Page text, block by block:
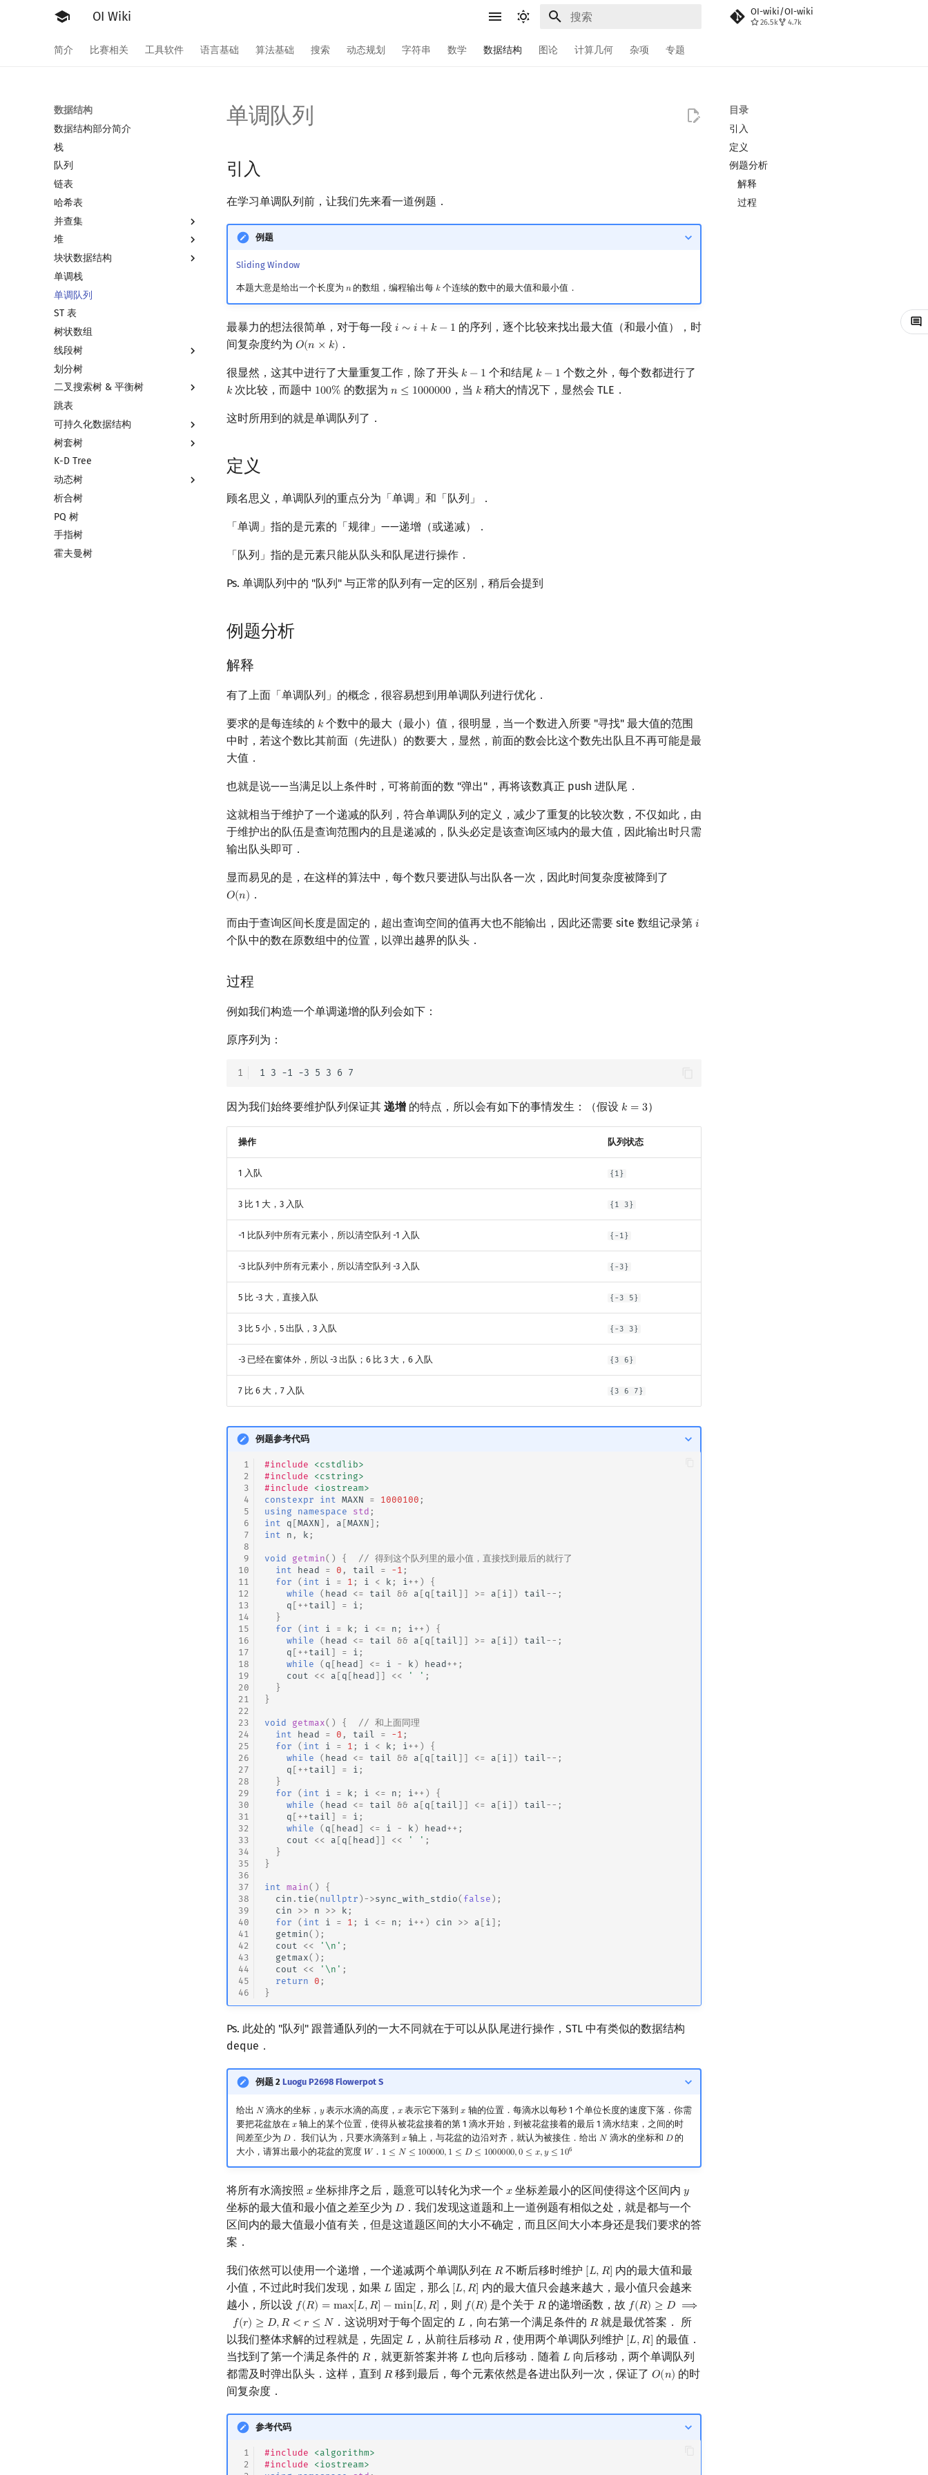
OI Wiki OI-wiki/OI-wiki
26.5k 4.7k
简介 比赛相关 工具软件 语言基础 算法基础 搜索 动态规划 字符串 数学 数据结构 图论 计算几何 杂项 专题
数据结构
数据结构部分简介
栈
队列
链表
哈希表
并查集
并查集
并查集复杂度
堆
堆简介
二叉堆
配对堆
左偏树
块状数据结构
分块思想
块状数组
块状链表
树分块
Sqrt Tree
单调栈
单调队列
ST 表
树状数组
线段树
线段树基础
线段树合并 & 分裂
李超线段树
猫树
区间最值操作 & 区间历史最值
Kinetic Tournament Tree
划分树
二叉搜索树 & 平衡树
二叉搜索树 & 平衡树
Treap
Splay 树
WBLT
替罪羊树
笛卡尔树
Size Balanced Tree
AVL 树
红黑树
跳表
可持久化数据结构
可持久化数据结构简介
可持久化线段树
可持久化块状数组
可持久化平衡树
可持久化字典树
可持久化可并堆
树套树
线段树套线段树
平衡树套线段树
线段树套平衡树
树状数组套权值线段树
分块套树状数组
K-D Tree
动态树
Link Cut Tree
全局平衡二叉树
Euler Tour Tree
Top Tree
析合树
PQ 树
手指树
霍夫曼树
目录
引入
定义
例题分析
解释
过程
单调队列
引入
在学习单调队列前，让我们先来看一道例题．
例题
Sliding Window
本题大意是给出一个长度为 𝑛
n的数组，编程输出每𝑘
k个连续的数中的最大值和最小值．
最暴力的想法很简单，对于每一段 𝑖 ∼ 𝑖 + 𝑘 − 1
i ∼i +k−1
的序列，逐个比较来找出最大值（和最小值），时
间复杂度约为 𝑂(𝑛 × 𝑘)
O(n× k) ．
很显然，这其中进行了大量重复工作，除了开头 𝑘 − 1
k−1 个和结尾 𝑘 − 1
k−1 个数之外，每个数都进行了
𝑘
k 次比较，而题中 100%
100% 的数据为 𝑛 ≤ 1000000
n≤1000000 ，当 𝑘
k稍大的情况下，显然会 TLE．
这时所用到的就是单调队列了．
定义
顾名思义，单调队列的重点分为「单调」和「队列」．
「单调」指的是元素的「规律」——递增（或递减）．
「队列」指的是元素只能从队头和队尾进行操作．
Ps. 单调队列中的 "队列" 与正常的队列有一定的区别，稍后会提到
例题分析
解释
有了上面「单调队列」的概念，很容易想到用单调队列进行优化．
要求的是每连续的 𝑘
k 个数中的最大（最小）值，很明显，当一个数进入所要 "寻找" 最大值的范围
中时，若这个数比其前面（先进队）的数要大，显然，前面的数会比这个数先出队且不再可能是最
大值．
也就是说——当满足以上条件时，可将前面的数 "弹出"，再将该数真正 push 进队尾．
这就相当于维护了一个递减的队列，符合单调队列的定义，减少了重复的比较次数，不仅如此，由
于维护出的队伍是查询范围内的且是递减的，队头必定是该查询区域内的最大值，因此输出时只需
输出队头即可．
显而易见的是，在这样的算法中，每个数只要进队与出队各一次，因此时间复杂度被降到了
𝑂(𝑛)
O(n) ．
而由于查询区间长度是固定的，超出查询空间的值再大也不能输出，因此还需要 site 数组记录第 𝑖
i
个队中的数在原数组中的位置，以弹出越界的队头．
过程
例如我们构造一个单调递增的队列会如下：
原序列为：
1
因为我们始终要维护队列保证其 递增 的特点，所以会有如下的事情发生：（假设 𝑘 = 3
k =3 ）
操作 队列状态
1 入队 {1}
3 比 1 大，3 入队 {1 3}
-1 比队列中所有元素小，所以清空队列 -1 入队 {-1}
-3 比队列中所有元素小，所以清空队列 -3 入队 {-3}
5 比 -3 大，直接入队 {-3 5}
3 比 5 小，5 出队，3 入队 {-3 3}
-3 已经在窗体外，所以 -3 出队；6 比 3 大，6 入队 {3 6}
7 比 6 大，7 入队 {3 6 7}
例题参考代码
1
2
3
4
5
6
7
8
9
10
11
12
13
14
15
16
17
18
19
20
21
22
23
24
25
26
27
28
29
30
31
32
33
34
35
36
37
38
39
40
41
42
43
44
45
46
#include
<cstdlib>
#include
<cstring>
#include
<iostream>
constexpr
int MAXN = 1000100 ;
using
namespace std ;
int
q [MAXN ], a [MAXN ];
int
n , k ;
void getmin() {
// 得到这个队列里的最小值，直接找到最后的就行了
int
head = 0 , tail = -1 ;
for
( int i = 1 ; i < k ; i ++ )
{
while
( head <= tail && a [ q [ tail ]] >= a [ i ]) tail -- ;
q [ ++ tail ] = i ;
}
for
( int i = k ; i <= n ; i ++ )
{
while
( head <= tail && a [ q [ tail ]] >= a [ i ]) tail -- ;
q [ ++ tail ] = i ;
while
( q [ head ] <= i - k ) head++ ;
cout
<< a [ q [ head ]] << ' ' ;
}
}
void getmax() {
// 和上面同理
int
head = 0 , tail = -1 ;
for
( int i = 1 ; i < k ; i ++ )
{
while
( head <= tail && a [ q [ tail ]] <= a [ i ]) tail -- ;
q [ ++ tail ] = i ;
}
for
( int i = k ; i <= n ; i ++ )
{
while
( head <= tail && a [ q [ tail ]] <= a [ i ]) tail -- ;
q [ ++ tail ] = i ;
while
( q [ head ] <= i - k ) head++ ;
cout
<< a [ q [ head ]] << ' ' ;
}
}
int main()
{
cin . tie( nullptr ) ->sync_with_stdio( false );
cin
>> n >> k ;
for
( int i = 1 ; i <= n ; i ++ ) cin >> a [ i ];
getmin();
cout
<< '\n' ;
getmax();
cout
<< '\n' ;
return
0 ;
}
Ps. 此处的 "队列" 跟普通队列的一大不同就在于可以从队尾进行操作，STL 中有类似的数据结构
deque．
例题 2 Luogu P2698 Flowerpot S
给出 𝑁
N滴水的坐标， 𝑦
y表示水滴的高度，𝑥
x 表示它下落到𝑥
x 轴的位置．每滴水以每秒 1 个单位长度的速度下落．你需
要把花盆放在 𝑥
x轴上的某个位置，使得从被花盆接着的第 1 滴水开始，到被花盆接着的最后 1 滴水结束，之间的时
间差至少为 𝐷
D． 我们认为，只要水滴落到𝑥
x 轴上，与花盆的边沿对齐，就认为被接住．给出 𝑁
N 滴水的坐标和 𝐷
D的
大小，请算出最小的花盆的宽度 𝑊
W． 1 ≤ 𝑁 ≤ 100000, 1 ≤ 𝐷 ≤ 1000000,0 ≤ 𝑥,𝑦 ≤ 106
1≤N ≤100000,1≤D≤ 1000000 0≤x,y≤106
将所有水滴按照 𝑥
x 坐标排序之后，题意可以转化为求一个𝑥
x 坐标差最小的区间使得这个区间内𝑦
y
坐标的最大值和最小值之差至少为 𝐷
D ．我们发现这道题和上一道例题有相似之处，就是都与一个
区间内的最大值最小值有关，但是这道题区间的大小不确定，而且区间大小本身还是我们要求的答
案．
我们依然可以使用一个递增，一个递减两个单调队列在 𝑅
R 不断后移时维护 [𝐿,𝑅]
[L,R]
内的最大值和最
小值，不过此时我们发现，如果 𝐿
L固定，那么 [𝐿,𝑅]
[L,R]
内的最大值只会越来越大，最小值只会越来
越小，所以设 𝑓(𝑅) = max[𝐿,𝑅] −min[𝐿,𝑅]
f(R)= max[L,R]−min[L,R] ，则 𝑓(𝑅)
f(R) 是个关于𝑅
R 的递增函数，故 𝑓(𝑅) ≥ 𝐷 ⟹
𝑓(𝑟) ≥ 𝐷,𝑅 < 𝑟 ≤ 𝑁
f(R)≥ D⟹f r)≥D
．这说明对于每个固定的 𝐿
L ，向右第一个满足条件的 𝑅
R 就是最优答案． 所
以我们整体求解的过程就是，先固定 𝐿
L，从前往后移动 𝑅
R ，使用两个单调队列维护 [𝐿,𝑅]
[L,R]
的最值．
当找到了第一个满足条件的 𝑅
R ，就更新答案并将 𝐿
L 也向后移动．随着 𝐿
L向后移动，两个单调队列
都需及时弹出队头．这样，直到 𝑅
R 移到最后，每个元素依然是各进出队列一次，保证了𝑂(𝑛)
O(n) 的时
间复杂度．
参考代码
1
2
#include
<algorithm>
#include
<iostream>